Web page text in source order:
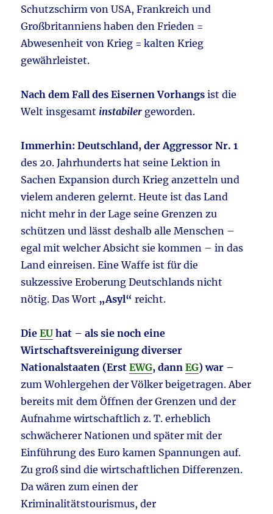
Schutzschirm von USA, Frankreich und
Großbritanniens haben den Frieden =
Abwesenheit von Krieg = kalten Krieg
gewährleistet.
Nach dem Fall des Eisernen Vorhangs ist die
Welt insgesamt instabiler geworden.
Immerhin: Deutschland, der Aggressor Nr. 1
des 20. Jahrhunderts hat seine Lektion in
Sachen Expansion durch Krieg anzetteln und
vielem anderen gelernt. Heute ist das Land
nicht mehr in der Lage seine Grenzen zu
schützen und lässt deshalb alle Menschen –
egal mit welcher Absicht sie kommen – in das
Land einreisen. Eine Waffe ist für die
sukzessive Eroberung Deutschlands nicht
nötig. Das Wort „Asyl“ reicht.
DieEU hat – als sie noch eine
Wirtschaftsvereinigung diverser
Nationalstaaten (ErstEWG, dannEG) war –
zum Wohlergehen der Völker beigetragen. Aber
bereits mit dem Öffnen der Grenzen und der
Aufnahme wirtschaftlich z. T. erheblich
schwächerer Nationen und später mit der
Einführung des Euro kamen Spannungen auf.
Zu groß sind die wirtschaftlichen Differenzen.
Da wären zum einen der
Kriminalitätstourismus, der